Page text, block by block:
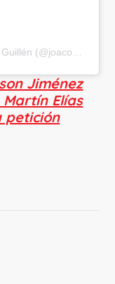
Jiménez
Elías
petición